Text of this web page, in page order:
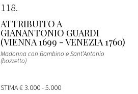
118
ATTRIBUITO A
GIANANTONIO GUARDI
(VIENNA 1699 - VENEZIA 1760)
Madonna con Bambino e Sant’Antonio
(bozzetto)
STIMA€ 3.000 - 5.000